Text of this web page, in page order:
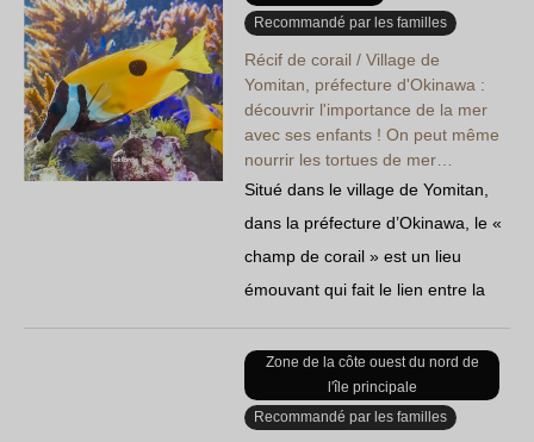
prix avantageux. Des objets en
verre alliant techniques
traditionnelles et designs
élégants…
Recommandé par les familles
Récif de corail / Village de
Yomitan, préfecture d'Okinawa :
découvrir l'importance de la mer
avec ses enfants ! On peut même
nourrir les tortues de mer…
Situé dans le village de Yomitan,
dans la préfecture d’Okinawa, le «
champ de corail » est un lieu
émouvant qui fait le lien entre la
mer et les hommes, et où l’on a
réussi pour la première fois au
monde à faire frayer du corail
d’élevage. Bien qu’il se trouve sur
Zone de la côte ouest du nord de
l'île principale
Recommandé par les familles